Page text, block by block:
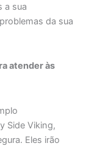
a sua
da sua
atender às
Side Viking,
Eles irão